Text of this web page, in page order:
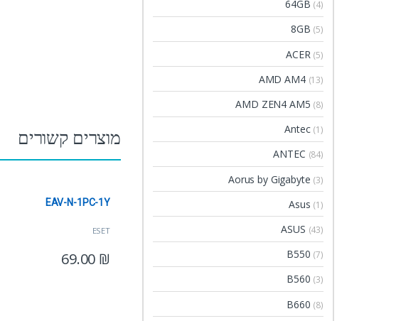
מוצרים קשורים
ESET
EAV-N-1PC-1Y
69.00 ₪
64GB (4)
8GB (5)
ACER (5)
AMD AM4 (13)
AMD ZEN4 AM5 (8)
Antec (1)
ANTEC (84)
Aorus by Gigabyte (3)
Asus (1)
ASUS (43)
B550 (7)
B560 (3)
B660 (8)